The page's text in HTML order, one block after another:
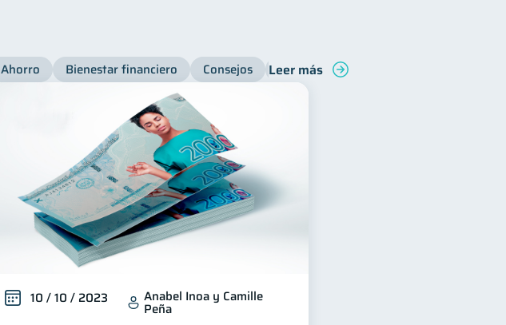
Ahorro Bienestar financiero Consejos Organización Financiera
Leer más
10 / 10 / 2023 Anabel Inoa y Camille
Peña